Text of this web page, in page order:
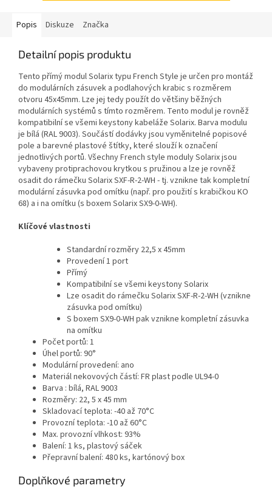
Popis Diskuze Značka
Detailní popis produktu
Tento přímý modul Solarix typu French Style je určen pro montáž
do modulárních zásuvek a podlahových krabic s rozměrem
otvoru 45x45mm. Lze jej tedy použít do většiny běžných
modulárních systémů s tímto rozměrem. Tento modul je rovněž
kompatibilní se všemi keystony kabeláže Solarix. Barva modulu
je bílá (RAL 9003). Součástí dodávky jsou vyměnitelné popisové
pole a barevné plastové štítky, které slouží k označení
jednotlivých portů. Všechny French style moduly Solarix jsou
vybaveny protiprachovou krytkou s pružinou a lze je rovněž
osadit do rámečku Solarix SXF-R-2-WH - tj. vznikne tak kompletní
modulární zásuvka pod omítku (např. pro použití s krabičkou KO
68) a i na omítku (s boxem Solarix SX9-0-WH).
Klíčové vlastnosti
Standardní rozměry 22,5 x 45mm
Provedení 1 port
Přímý
Kompatibilní se všemi keystony Solarix
Lze osadit do rámečku Solarix SXF-R-2-WH (vznikne
zásuvka pod omítku)
S boxem SX9-0-WH pak vznikne kompletní zásuvka
na omítku
Počet portů: 1
Úhel portů: 90°
Modulární provedení: ano
Materiál nekovových částí: FR plast podle UL94-0
Barva : bílá, RAL 9003
Rozměry: 22, 5 x 45 mm
Skladovací teplota: -40 až 70°C
Provozní teplota: -10 až 60°C
Max. provozní vlhkost: 93%
Balení: 1 ks, plastový sáček
Přepravní balení: 480 ks, kartónový box
Doplňkové parametry